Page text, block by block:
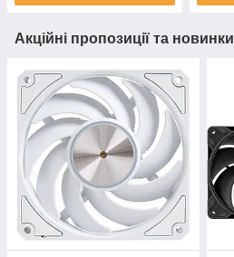
Акційні пропозиції та новинки